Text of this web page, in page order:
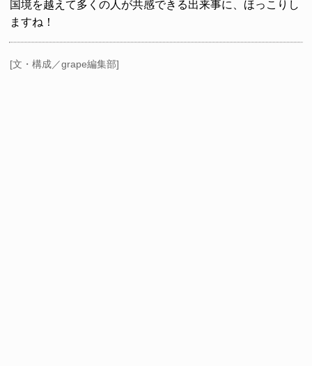
国境を越えて多くの人が共感できる出来事に、ほっこりし
ますね！
[文・構成／grape編集部]